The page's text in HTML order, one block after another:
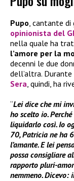
Pupo, cantante di
opinionista del
nella quale ha
l’amore per la
decenni le due
dell’altra.
Sera, quindi, ha
“Lei dice che mi
ho scelto io.
liquidarlo così. Io
70, Patricia ne ha
l’amante. E lei
possa consigliare
rapporto pluri-
nemmeno. Dicevo: